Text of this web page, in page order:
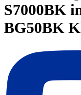
S7000BK
BG50BK